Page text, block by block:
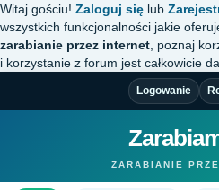
Witaj gościu! Zaloguj się lub
wszystkich funkcjonalności jakie
zarabianie przez internet , poznaj
i korzystanie z forum jest całkowicie
Logowanie
ZARABIANIE